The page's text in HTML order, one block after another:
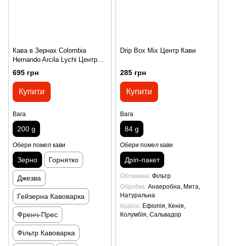
Кава в Зернах Colombia
Hernando Arcila Lychi Центр
Кави 200 г
695 грн
Купити
Вага
200 g
Обери помел кави
Зерно Горнятко
Джезва
Гейзерна Кавоварка
Френч-Прес
Фільтр Кавоварка
Drip Box Mix Центр Кави
285 грн
Купити
Вага
84 g
Обери помел кави
Дріп-пакет
Обсмажка Фільтр
Обробка Анаеробна, Мита,
Натуральна
Країна Ефіопія, Кенія,
Колумбія, Сальвадор